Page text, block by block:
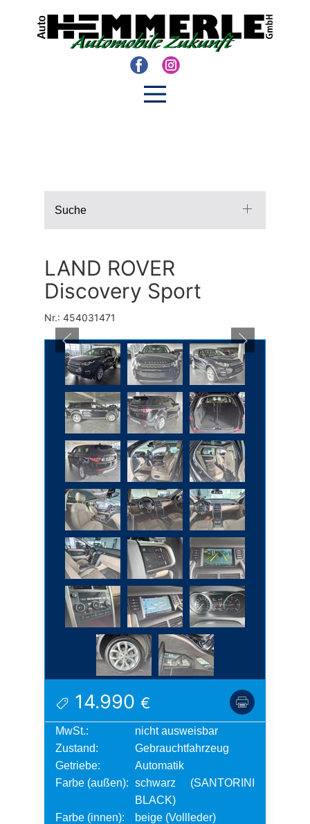
Suche
LAND ROVER
Discovery Sport
Nr.: 454031471
14.990 €
MwSt.:
nicht ausweisbar
Zustand:
Gebrauchtfahrzeug
Getriebe:
Automatik
Farbe (außen): schwarz (SANTORINI
BLACK)
Farbe (innen):
beige (Vollleder)